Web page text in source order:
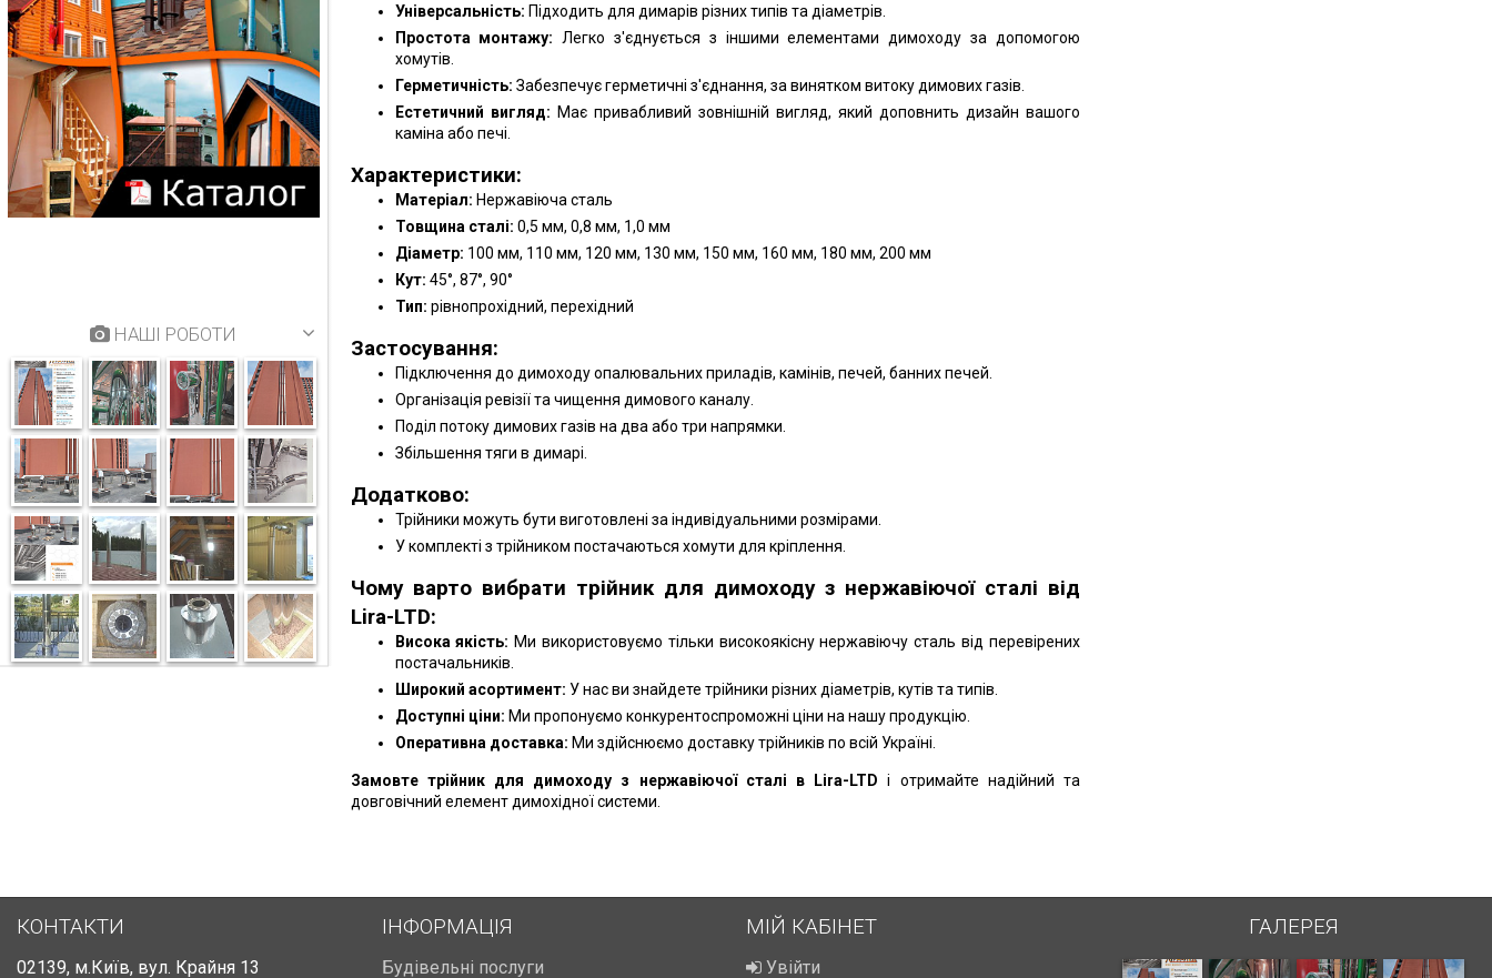
НАШІ РОБОТИ
Універсальність: Підходить для димарів різних типів та діаметрів.
Простота монтажу: Легко з'єднується з іншими елементами димоходу за допомогою
хомутів.
Герметичність: Забезпечує герметичні з'єднання, за винятком витоку димових газів.
Естетичний вигляд: Має привабливий зовнішній вигляд, який доповнить дизайн вашого
каміна або печі.
Характеристики:
Матеріал: Нержавіюча сталь
Товщина сталі: 0,5 мм, 0,8 мм, 1,0 мм
Діаметр: 100 мм, 110 мм, 120 мм, 130 мм, 150 мм, 160 мм, 180 мм, 200 мм
Кут: 45°, 87°, 90°
Тип: рівнопрохідний, перехідний
Застосування:
Підключення до димоходу опалювальних приладів, камінів, печей, банних печей.
Організація ревізії та чищення димового каналу.
Поділ потоку димових газів на два або три напрямки.
Збільшення тяги в димарі.
Додатково:
Трійники можуть бути виготовлені за індивідуальними розмірами.
У комплекті з трійником постачаються хомути для кріплення.
Чому варто вибрати трійник для димоходу з нержавіючої сталі від
Lira-LTD:
Висока якість: Ми використовуємо тільки високоякісну нержавіючу сталь від перевірених
постачальників.
Широкий асортимент: У нас ви знайдете трійники різних діаметрів, кутів та типів.
Доступні ціни: Ми пропонуємо конкурентоспроможні ціни на нашу продукцію.
Оперативна доставка: Ми здійснюємо доставку трійників по всій Україні.
Замовте трійник для димоходу з нержавіючої сталі в Lira-LTDі отримайте надійний та
довговічний елемент димохідної системи.
КОНТАКТИ
02139, м.Київ, вул. Крайня 13
ІНФОРМАЦІЯ
Будівельні послуги
МІЙ КАБІНЕТ
Увійти
ГАЛЕРЕЯ